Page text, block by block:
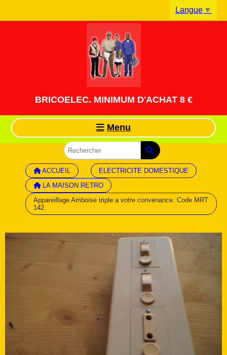
BRICOELEC. MINIMUM D'ACHAT 8 €
Menu
ACCUEIL
ELECTRICITE DOMESTIQUE
LA MAISON RETRO
Appareillage Amboise triple a votre convenance. Code MRT
142
Langue ▼